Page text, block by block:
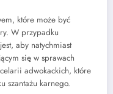
które może być
W przypadku
aby natychmiast
się w sprawach
adwokackich, które
szantażu karnego.